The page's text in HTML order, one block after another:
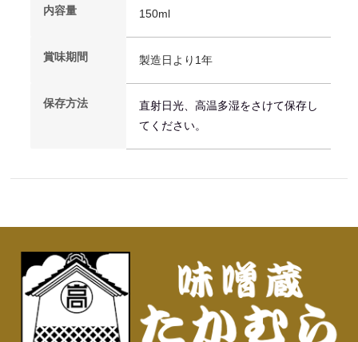
内容量 150ml
賞味期間 製造日より1年
保存方法
直射日光、高温多湿をさけて保存し
てください。